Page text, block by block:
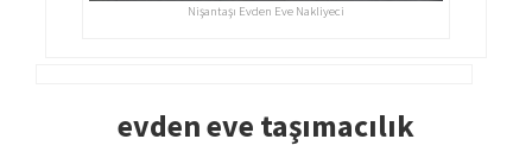
Nişantaşı Evden Eve Nakliyeci
evden eve taşımacılık